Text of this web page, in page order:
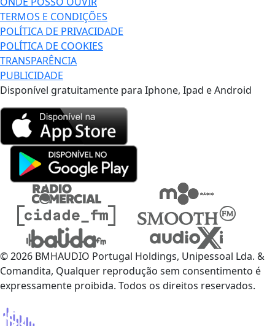
TERMOS E CONDIÇÕES
POLÍTICA DE PRIVACIDADE
POLÍTICA DE COOKIES
TRANSPARÊNCIA
PUBLICIDADE
Disponível gratuitamente para Iphone, Ipad e Android
© 2026 BMHAUDIO Portugal Holdings, Unipessoal Lda. &
Comandita, Qualquer reprodução sem consentimento é
expressamente proibida. Todos os direitos reservados.